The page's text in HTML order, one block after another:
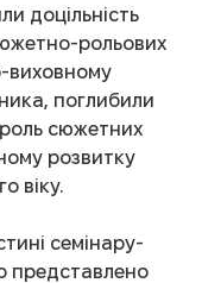
доцільність
рольових
виховному
поглибили
сюжетних
розвитку
віку.
семінару-
представлено